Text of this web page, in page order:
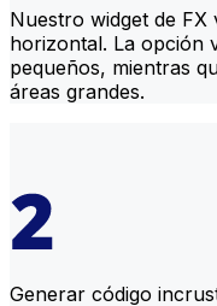
Nuestro widget de
horizontal. La opción
pequeños, mientras
áreas grandes.
Generar código